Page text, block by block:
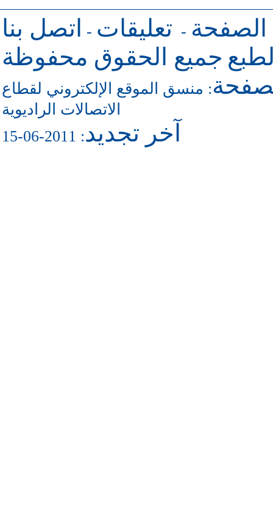
الصفحة - تعليقات -
اتصل بنا
جميع الحقوق محفوظة
: منسق الموقع الإلكتروني لقطاع
الاتصالات الراديوية
آخر تجديد: 2011-06-15